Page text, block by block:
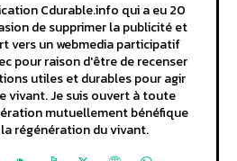
Cdurable.info qui a eu 20
de supprimer la publicité et
vers un webmedia participatif
pour raison d'être de recenser
utiles et durables pour agir
vivant. Je suis ouvert à toute
mutuellement bénéfique
régénération du vivant.